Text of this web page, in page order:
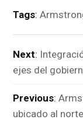
Tags:
Next:
ejes del
Previous:
ubicado al